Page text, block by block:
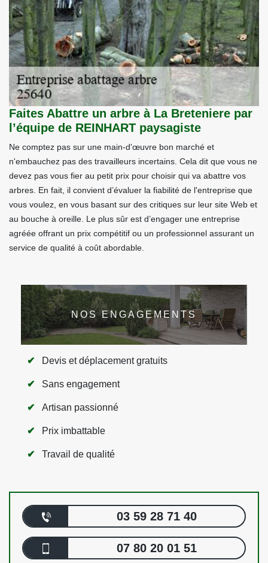
Faites Abattre un arbre à La Breteniere par
l’équipe de REINHART paysagiste
Ne comptez pas sur une main-d'œuvre bon marché et
n'embauchez pas des travailleurs incertains. Cela dit que vous ne
devez pas vous fier au petit prix pour choisir qui va abattre vos
arbres. En fait, il convient d’évaluer la fiabilité de l'entreprise que
vous voulez, en vous basant sur des critiques sur leur site Web et
au bouche à oreille. Le plus sûr est d’engager une entreprise
agréée offrant un prix compétitif ou un professionnel assurant un
service de qualité à coût abordable.
NOS ENGAGEMENTS
Devis et déplacement gratuits
Sans engagement
Artisan passionné
Prix imbattable
Travail de qualité
03 59 28 71 40
07 80 20 01 51